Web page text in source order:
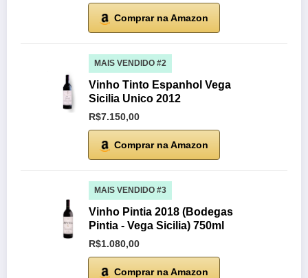
Comprar na Amazon
MAIS VENDIDO #2
Vinho Tinto Espanhol Vega
Sicilia Unico 2012
R$7.150,00
Comprar na Amazon
MAIS VENDIDO #3
Vinho Pintia 2018 (Bodegas
Pintia - Vega Sicilia) 750ml
R$1.080,00
Comprar na Amazon